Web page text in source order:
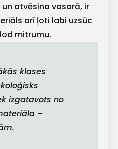
atvēsina vasarā, ir
arī ļoti labi uzsūc
mitrumu.
klases
izgatavots no
–